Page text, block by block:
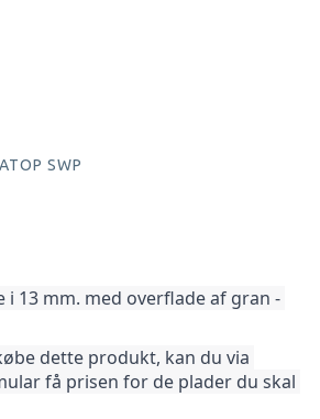
SWP
i 13 mm. med overflade af gran -
dette produkt, kan du via
få prisen for de plader du skal